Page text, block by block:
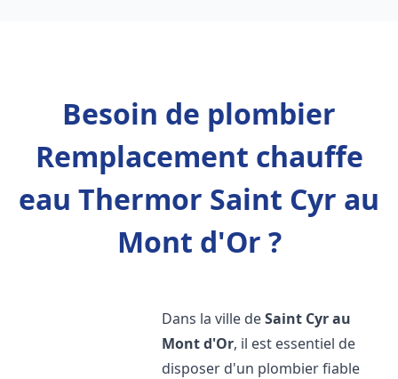
Besoin de plombier
Remplacement chauffe
eau Thermor Saint Cyr au
Mont d'Or ?
Dans la ville deSaint Cyr au
Mont d'Or, il est essentiel de
disposer d'un plombier fiable